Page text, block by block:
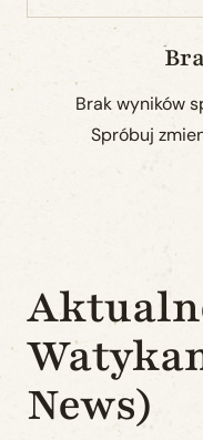
Brak wyników
Spróbuj
News)